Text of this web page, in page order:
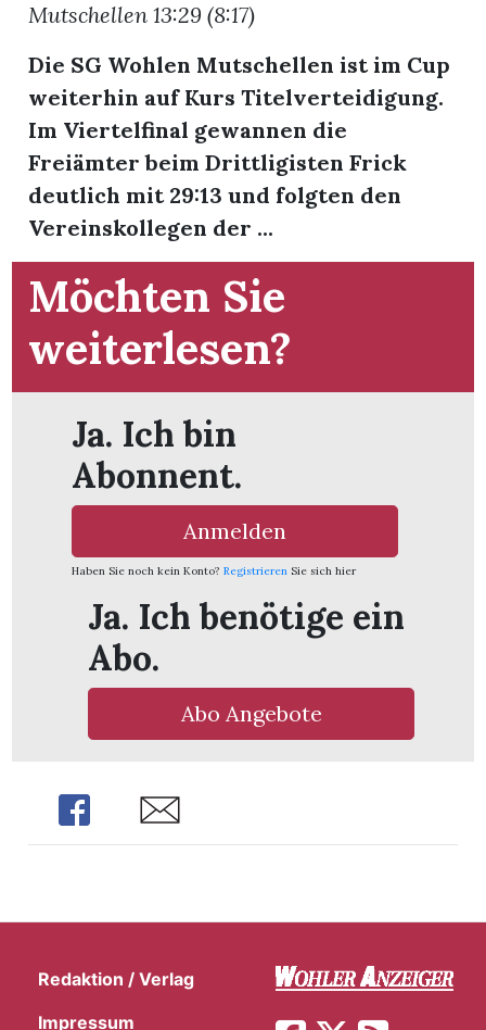
Mutschellen 13:29 (8:17)
Die SG Wohlen Mutschellen ist im Cup
weiterhin auf Kurs Titelverteidigung.
Im Viertelfinal gewannen die
Freiämter beim Drittligisten Frick
deutlich mit 29:13 und folgten den
Vereinskollegen der ...
Möchten Sie
weiterlesen?
Ja. Ich bin
Abonnent.
Anmelden
Haben Sie noch kein Konto? Registrieren Sie sich hier
Ja. Ich benötige ein
Abo.
Abo Angebote
Share Share
Redaktion / Verlag
Impressum